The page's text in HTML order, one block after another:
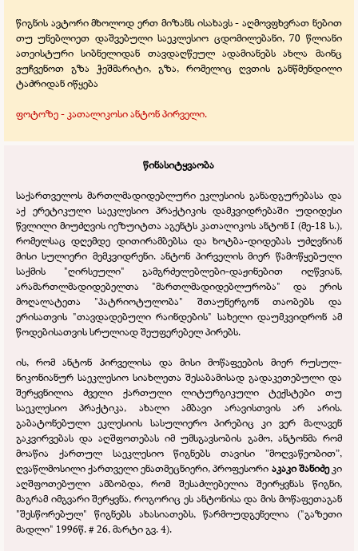
წიგნის ავტორი მხოლოდ ერთ მიზანს ისახავს - აღმოვფხვრათ ნებით
თუ უნებლიეთ დაშვებული საეკლესიო ცდომილებანი, 70 წლიანი
ათეისტური სიბნელიდან თავდაღწეულ ადამიანებს ახლა მაინც
ვუჩვენოთ გზა ჭეშმარიტი, გზა, რომელიც ღვთის განწმენდილი
ტაძრიდან იწყება
ფოტოზე - კათალიკოსი ანტონ პირველი.
წინასიტყვაობა
საქართველოს მართლმადიდებლური ეკლესიის განადგურებასა და
აქ ერეტიკული საეკლესიო პრაქტიკის დამკვიდრებაში უდიდესი
წვლილი მიუძღვის იეზუიტთა აგენტს კათალიკოს ანტონ I (მე-18 ს.),
რომელსაც დღემდე დითირამბებსა და ხოტბა-დიდებას უძღვნიან
მისი სულიერი მემკვიდრენი. ანტონ პირველის მიერ წამოწყებული
საქმის "ღირსეული" გამგრძელებლები-დაჟინებით იღწვიან,
არამართლმადიდებელთა "მართლმადიდებლურობა" და ერის
მოღალატეთა "პატრიოტულობა" შთაუნერგონ თაობებს და
ერისათვის "თავდადებული რაინდების" სახელი დაუმკვიდრონ ამ
წოდებისათვის სრულიად შეუფერებელ პირებს.
ის, რომ ანტონ პირველისა და მისი მოწაფეების მიერ რუსულ-
ნიკონიანურ საეკლესიო სიახლეთა შესაბამისად გადაკეთებული და
შერყვნილია ძველი ქართული ლიტურგიკული ტექსტები თუ
საეკლესიო პრაქტიკა, ახალი ამბავი არავისთვის არ არის.
გაბატონებული ეკლესიის სასულიერო პირებიც კი ვერ მალავენ
გაკვირვებას და აღშფოთებას იმ უმსგავსობის გამო, ანტონმა რომ
მოაწია ქართულ საეკლესიო წიგნებს თავისი ”მოღვაწეობით”,
ღვაწლმოსილი ქართველი ენათმეცნიერი, პროფესორი აკაკი შანიძეკი
აღშფოთებული ამბობდა, რომ შესაძლებელია შეირყვნას წიგნი,
მაგრამ იმგვარი შერყვნა, როგორიც ეს ანტონისა და მის მოწაფეთაგან
"შესწორებულ" წიგნებს ახასიათებს, წარმოუდგენელია ("გაზეთი
მადლი" 1996წ. # 26, მარტი გვ. 4).